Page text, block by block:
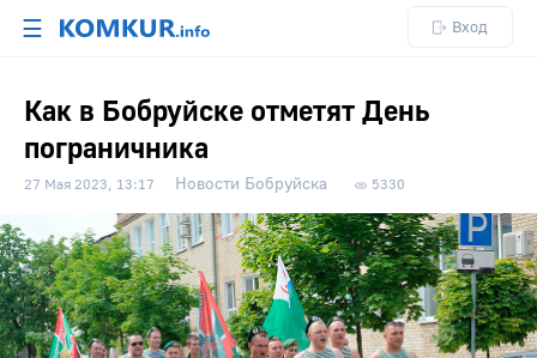
☰ Вход
Как в Бобруйске отметят День
пограничника
27 Мая 2023, 13:17 Новости Бобруйска 5330